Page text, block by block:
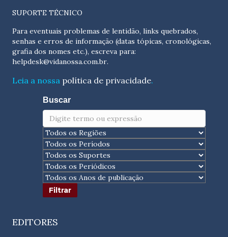
SUPORTE TÉCNICO
Para eventuais problemas de lentidão, links quebrados,
senhas e erros de informação (datas tópicas, cronológicas,
helpdesk@vidanossa.com.br.
Leia a nossa política de privacidade.
Buscar
EDITORES